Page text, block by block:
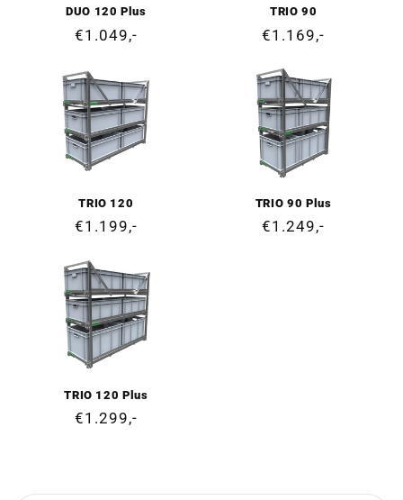
DUO 120 Plus
Prix
€1.049,-
TRIO 90
Prix
€1.169,-
TRIO 120
Prix
€1.199,-
TRIO 90 Plus
Prix
€1.249,-
TRIO 120 Plus
Prix
€1.299,-